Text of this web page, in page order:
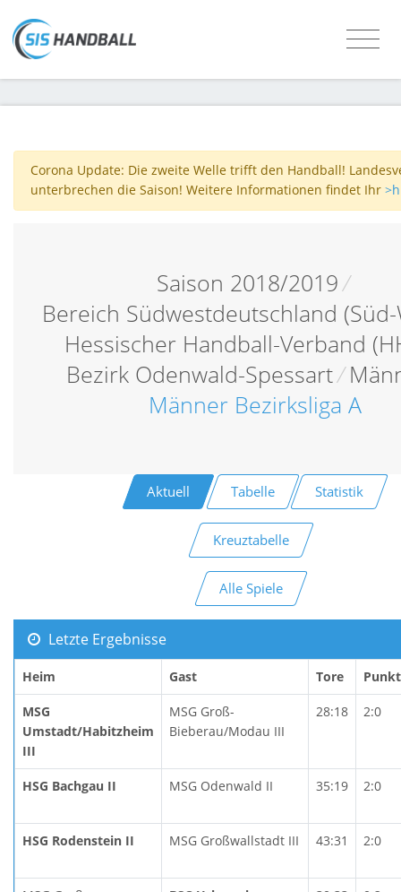
Corona Update: Die zweite Welle trifft den Handball!
unterbrechen die Saison! Weitere Informationen findet Ihr
Saison 2018/2019/
Bereich Südwestdeutschland (Süd-
Hessischer Handball-Verband
Bezirk Odenwald-Spessart/
Männer Bezirksliga A
Aktuell Tabelle Statistik
Kreuztabelle
Alle Spiele
Letzte Ergebnisse
Heim Gast Tore
MSG
Umstadt/Habitzheim
III
MSG Groß-
Bieberau/Modau III
28:18 2:0
HSG Bachgau II MSG Odenwald II 35:19 2:0
HSG Rodenstein II MSG Großwallstadt III 43:31 2:0